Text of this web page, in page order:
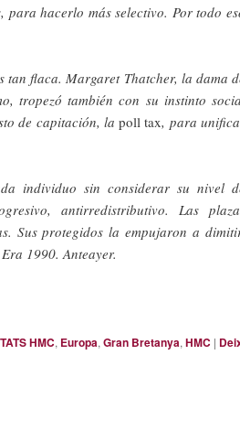
para hacerlo más selectivo. Por todo
tan flaca. Margaret Thatcher, la dama
tropezó también con su instinto
de capitación, lapoll tax, para
individuo sin considerar su nivel
antirredistributivo. Las
Sus protegidos la empujaron a
1990. Anteayer.
HMC, Europa, Gran Bretanya, HMC |